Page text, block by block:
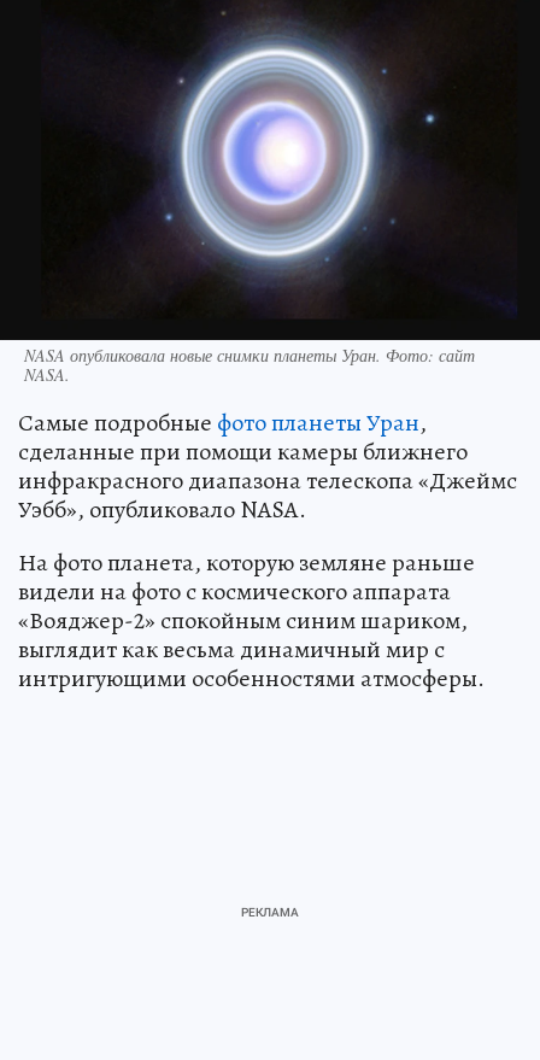
NASA опубликовала новые снимки планеты Уран. Фото: сайт
NASA.
Самые подробные фото планеты Уран,
сделанные при помощи камеры ближнего
инфракрасного диапазона телескопа «Джеймс
Уэбб», опубликовало NASA.
На фото планета, которую земляне раньше
видели на фото с космического аппарата
«Вояджер-2» спокойным синим шариком,
выглядит как весьма динамичный мир с
интригующими особенностями атмосферы.